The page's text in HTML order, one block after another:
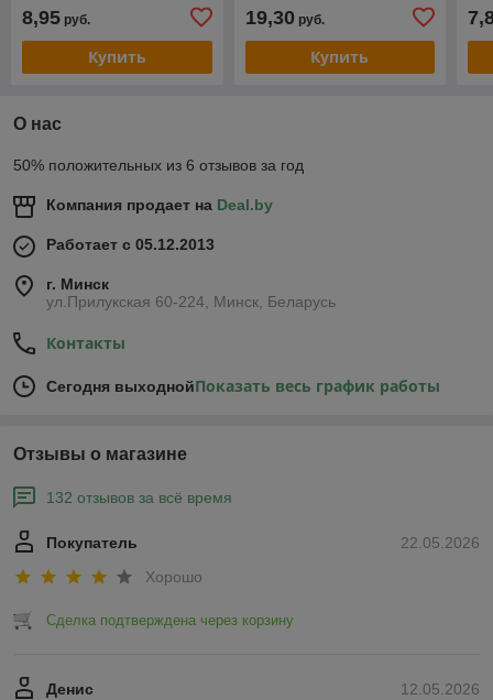
8,95 руб.
Купить
19,30руб.
Купить
О нас
50% положительных из 6 отзывов за год
Компания продает на Deal.by
Работает с 05.12.2013
г. Минск
ул.Прилукская 60-224, Минск, Беларусь
Контакты
Сегодня выходнойПоказать весь график работы
Отзывы о магазине
132 отзывов за всё время
22.05.2026
Покупатель
Хорошо
Сделка подтверждена через корзину
12.05.2026
Денис